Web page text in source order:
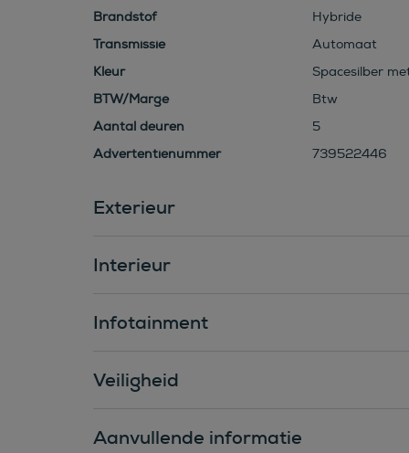
Brandstof
Hybride
Transmissie
Automaat
Kleur
Spacesilber
BTW/Marge
Btw
Aantal deuren
5
Advertentienummer
739522446
Exterieur
Interieur
Infotainment
Veiligheid
Aanvullende informatie